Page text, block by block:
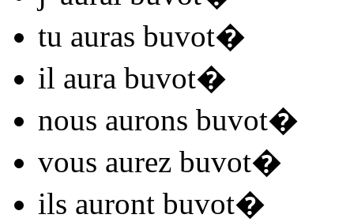
tu auras buvot�
il aura buvot�
nous aurons buvot�
vous aurez buvot�
ils auront buvot�